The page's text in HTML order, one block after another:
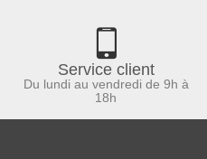
Service client
Du lundi au vendredi de 9h à
18h